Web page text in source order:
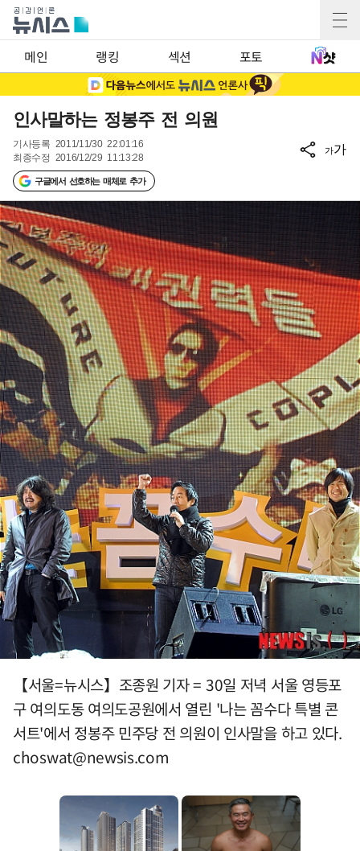
메인 랭킹 섹션 포토
인사말하는 정봉주 전 의원
기사등록 2011/11/30 22:01:16
최종수정 2016/12/29 11:13:28
구글에서 선호하는 매체로 추가
가가
【서울=뉴시스】조종원 기자 = 30일 저녁 서울 영등포
구 여의도동 여의도공원에서 열린 '나는 꼼수다 특별 콘
서트'에서 정봉주 민주당 전 의원이 인사말을 하고 있다.
choswat@newsis.com